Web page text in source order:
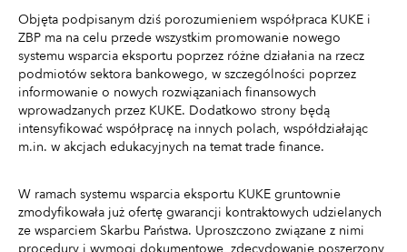
Objęta podpisanym dziś porozumieniem współpraca KUKE i
ZBP ma na celu przede wszystkim promowanie nowego
systemu wsparcia eksportu poprzez różne działania na rzecz
podmiotów sektora bankowego, w szczególności poprzez
informowanie o nowych rozwiązaniach finansowych
wprowadzanych przez KUKE. Dodatkowo strony będą
intensyfikować współpracę na innych polach, współdziałając
m.in. w akcjach edukacyjnych na temat trade finance.
W ramach systemu wsparcia eksportu KUKE gruntownie
zmodyfikowała już ofertę gwarancji kontraktowych udzielanych
ze wsparciem Skarbu Państwa. Uproszczono związane z nimi